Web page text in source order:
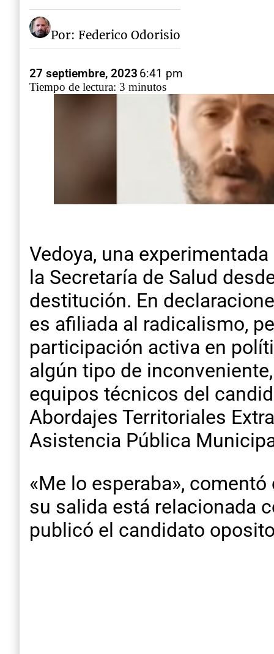
Por: Federico Odorisio
27 septiembre, 2023 6:41 pm
Tiempo de lectura: 3 minutos
Vedoya, una
la Secretaría de Salud
destitución. En
es afiliada al radicalismo,
participación activa en
algún tipo de
equipos técnicos del
Abordajes Territoriales
Asistencia Pública
«Me lo esperaba»,
su salida está relacionada
publicó el candidato